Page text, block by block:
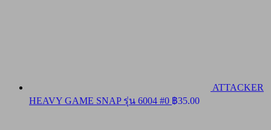
ATTACKER
HEAVY GAME SNAP รุ่น 6004 #0 ฿35.00